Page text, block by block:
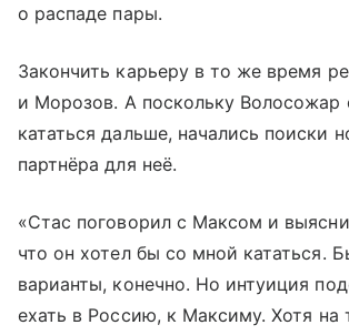
о распаде пары.
Закончить карьеру в то же время
и Морозов. А поскольку Волосожар
кататься дальше, начались поиски
партнёра для неё.
«Стас поговорил с Максом и
что он хотел бы со мной кататься.
варианты, конечно. Но интуиция
ехать в Россию, к Максиму. Хотя на